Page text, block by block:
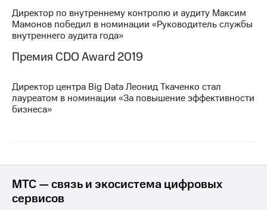
Раскрытие
информации
Информация
акционерам
Документы
"МТС"
Собрания
акционеров
капитал
и
аудит
Директор по внутреннему контролю и аудиту Максим
Мамонов победил в номинации «Руководитель службы
внутреннего аудита года»
Премия CDO Award 2019
Директор центра Big Data Леонид Ткаченко стал
лауреатом в номинации «За повышение эффективности
бизнеса»
МТС — связь и экосистема цифровых
сервисов